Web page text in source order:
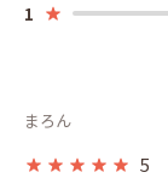
まろん
5
1